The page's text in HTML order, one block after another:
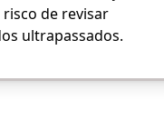
risco de revisar
ultrapassados.